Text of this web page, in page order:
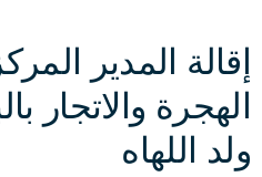
إقالة المدير
الهجرة والاتجار
ولد اللهاه